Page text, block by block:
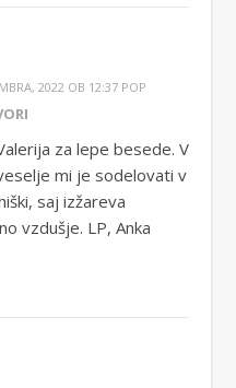
2022 OB 12:37 POP
za lepe besede. V
mi je sodelovati v
saj izžareva
vzdušje. LP, Anka